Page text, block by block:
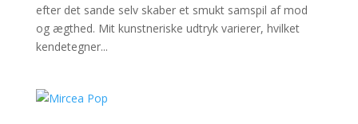
efter det sande selv skaber et smukt samspil af mod
og ægthed. Mit kunstneriske udtryk varierer, hvilket
kendetegner...